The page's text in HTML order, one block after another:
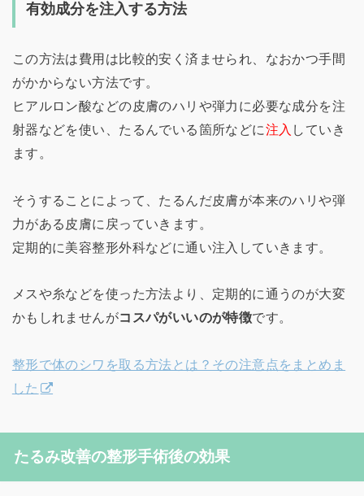
有効成分を注入する方法
この方法は費用は比較的安く済ませられ、なおかつ手間
がかからない方法です。
ヒアルロン酸などの皮膚のハリや弾力に必要な成分を注
射器などを使い、たるんでいる箇所などに注入 していき
ます。
そうすることによって、たるんだ皮膚が本来のハリや弾
力がある皮膚に戻っていきます。
定期的に美容整形外科などに通い注入していきます。
メスや糸などを使った方法より、定期的に通うのが大変
かもしれませんがコスパがいいのが特徴です。
整形で体のシワを取る方法とは？その注意点をまとめま
した
たるみ改善の整形手術後の効果